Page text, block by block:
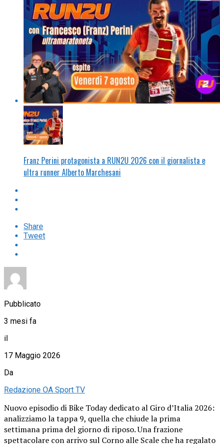
Franz Perini protagonista a RUN2U 2026 con il giornalista e
ultra runner Alberto Marchesani
Share
Tweet
Pubblicato
3 mesi fa
il
17 Maggio 2026
Da
Redazione OA Sport TV
Nuovo episodio di Bike Today dedicato al Giro d’Italia 2026:
analizziamo la tappa 9, quella che chiude la prima
settimana prima del giorno di riposo. Una frazione
spettacolare con arrivo sul Corno alle Scale che ha regalato